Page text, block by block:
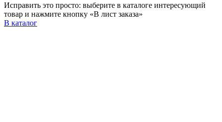
Исправить это просто: выберите в каталоге интересующий
товар и нажмите кнопку «В лист заказа»
В каталог